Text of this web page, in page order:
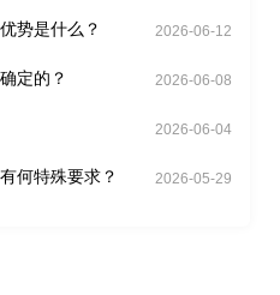
势是什么？ 2026-06-12
定的？ 2026-06-08
2026-06-04
何特殊要求？ 2026-05-29